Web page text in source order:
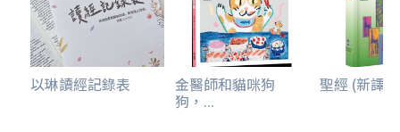
以琳讀經記錄表 金醫師和貓咪狗
狗，...
聖經 (新譯